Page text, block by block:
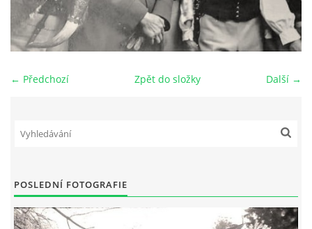
tel. 773 916 275
Tento projekt je realizován za finanční podpory
© 2026 eStránky.cz Aktualizováno: 17. 7. 2026 |Nahoru ↑
← Předchozí Další →
Zpět do složky
POSLEDNÍ FOTOGRAFIE